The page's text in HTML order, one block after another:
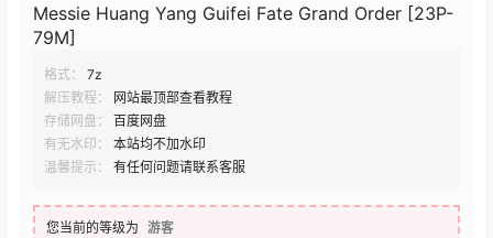
Messie Huang Yang Guifei Fate Grand Order [23P-
79M]
格式：
7z
解压教程：
网站最顶部查看教程
存储网盘：
百度网盘
有无水印：
本站均不加水印
温馨提示：
有任何问题请联系客服
您当前的等级为 游客